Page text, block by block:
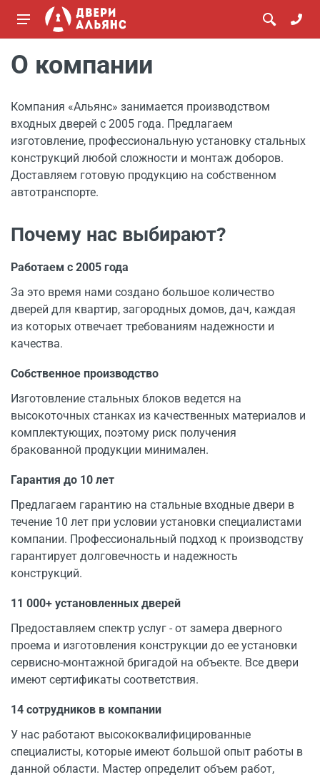
О компании
Компания «Альянс» занимается производством
входных дверей с 2005 года. Предлагаем
изготовление, профессиональную установку стальных
конструкций любой сложности и монтаж доборов.
Доставляем готовую продукцию на собственном
автотранспорте.
Почему нас выбирают?
Работаем с 2005 года
За это время нами создано большое количество
дверей для квартир, загородных домов, дач, каждая
из которых отвечает требованиям надежности и
качества.
Собственное производство
Изготовление стальных блоков ведется на
высокоточных станках из качественных материалов и
комплектующих, поэтому риск получения
бракованной продукции минимален.
Гарантия до 10 лет
Предлагаем гарантию на стальные входные двери в
течение 10 лет при условии установки специалистами
компании. Профессиональный подход к производству
гарантирует долговечность и надежность
конструкций.
11 000+ установленных дверей
Предоставляем спектр услуг - от замера дверного
проема и изготовления конструкции до ее установки
сервисно-монтажной бригадой на объекте. Все двери
имеют сертификаты соответствия.
14 сотрудников в компании
У нас работают высококвалифицированные
специалисты, которые имеют большой опыт работы в
данной области. Мастер определит объем работ,